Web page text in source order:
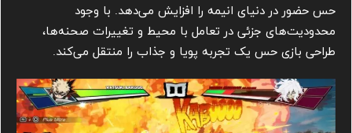
حس حضور در دنیای انیمه را افزایش می‌دهد. با وجود
محدودیت‌های جزئی در تعامل با محیط و تغییرات صحنه‌ها،
طراحی بازی حس یک تجربه پویا و جذاب را منتقل می‌کند.